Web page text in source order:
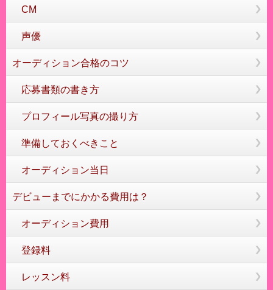
CM
声優
オーディション合格のコツ
応募書類の書き方
プロフィール写真の撮り方
準備しておくべきこと
オーディション当日
デビューまでにかかる費用は？
オーディション費用
登録料
レッスン料